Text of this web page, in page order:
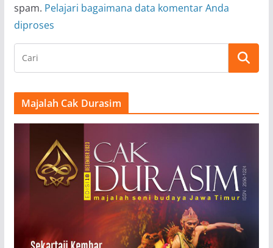
spam. Pelajari bagaimana data komentar Anda
diproses
Majalah Cak Durasim